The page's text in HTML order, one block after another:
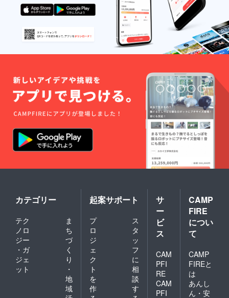
カテゴリー
テク
ノロ
ジー
・ガ
ジェ
ット
ま
ち
づ
く
り
・
地
域
起案サポート
プ
ロ
ジ
ェ
ク
ト
を
作
ス
タ
ッ
フ
に
相
談
す
サ
ー
ビ
ス
CAM
PFI
RE
CAM
PFI
CAMP
FIRE
につい
て
CAMP
FIREと
は
あんし
ん・安